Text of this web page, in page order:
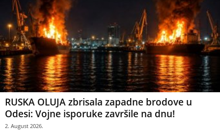
RUSKA OLUJA zbrisala zapadne brodove u
Odesi: Vojne isporuke završile na dnu!
2. August 2026.